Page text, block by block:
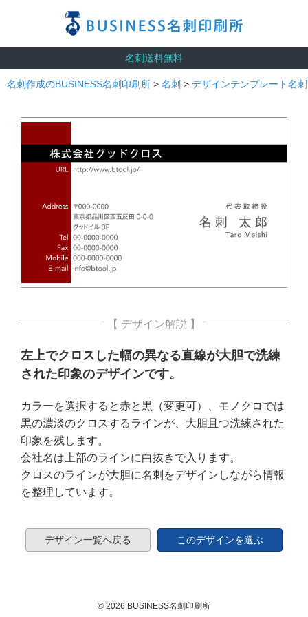
名刺送料無料
名刺作成のBUSINESS名刺印刷所 > 名刺 > デザインテンプレート名刺
【 デザイン解説 】
左上でクロスした幅の異なる直線が大胆で洗練
された印象のデザインです。
カラーを選択すると赤と黒（変更可）、モノクロでは
黒の濃淡のクロスするラインが、大胆且つ洗練された
印象を残します。
会社名は上部のラインに白抜きで入ります。
クロスのラインが大胆に名刺をデザインしながら情報
を整理しています。
デザイン一覧へ戻る このデザインを選ぶ
© 2026 BUSINESS名刺印刷所